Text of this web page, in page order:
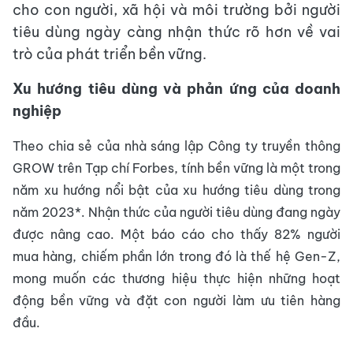
cho con người, xã hội và môi trường bởi người
tiêu dùng ngày càng nhận thức rõ hơn về vai
trò của phát triển bền vững.
Xu hướng tiêu dùng và phản ứng của doanh
nghiệp
Theo chia sẻ của nhà sáng lập Công ty truyền thông
GROW trên Tạp chí Forbes, tính bền vững là một trong
năm xu hướng nổi bật của xu hướng tiêu dùng trong
năm 2023*. Nhận thức của người tiêu dùng đang ngày
được nâng cao. Một báo cáo cho thấy 82% người
mua hàng, chiếm phần lớn trong đó là thế hệ Gen-Z,
mong muốn các thương hiệu thực hiện những hoạt
động bền vững và đặt con người làm ưu tiên hàng
đầu.